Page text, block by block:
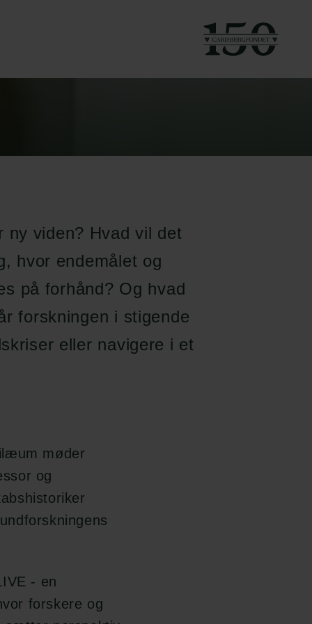
ny viden? Hvad vil det
hvor endemålet og
på forhånd? Og hvad
forskningen i stigende
eller navigere i et
møder
og
- en
forskere og